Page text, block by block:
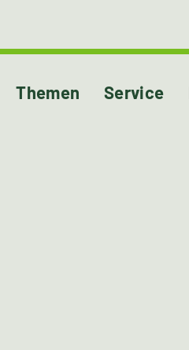
Themen Service